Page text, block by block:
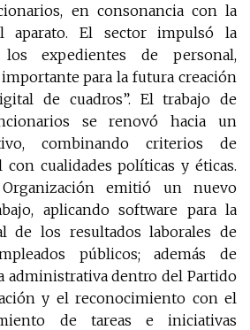
en consonancia con la
aparato. El sector impulsó la
expedientes de personal,
para la futura creación
de cuadros”. El trabajo de
se renovó hacia un
combinando criterios de
con cualidades políticas y éticas.
emitió un nuevo
aplicando software para la
de los resultados laborales de
públicos; además de
administrativa dentro del Partido
y el reconocimiento con el
de tareas e iniciativas